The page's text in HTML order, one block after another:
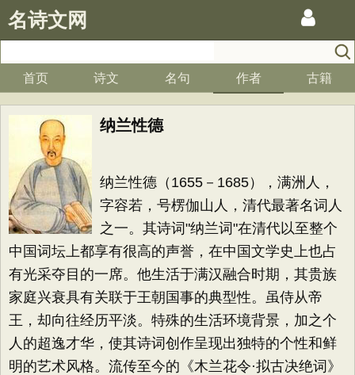
名诗文网
首页 诗文 名句 作者 古籍
纳兰性德
纳兰性德（1655－1685），满洲人，
字容若，号楞伽山人，清代最著名词人
之一。其诗词"纳兰词"在清代以至整个
中国词坛上都享有很高的声誉，在中国文学史上也占
有光采夺目的一席。他生活于满汉融合时期，其贵族
家庭兴衰具有关联于王朝国事的典型性。虽侍从帝
王，却向往经历平淡。特殊的生活环境背景，加之个
人的超逸才华，使其诗词创作呈现出独特的个性和鲜
明的艺术风格。流传至今的《木兰花令·拟古决绝词》